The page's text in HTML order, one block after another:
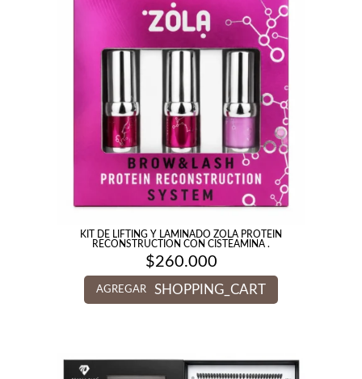
KIT DE LIFTING Y LAMINADO ZOLA PROTEIN
RECONSTRUCTION CON CISTEAMINA .
$260.000
AGREGAR SHOPPING_CART